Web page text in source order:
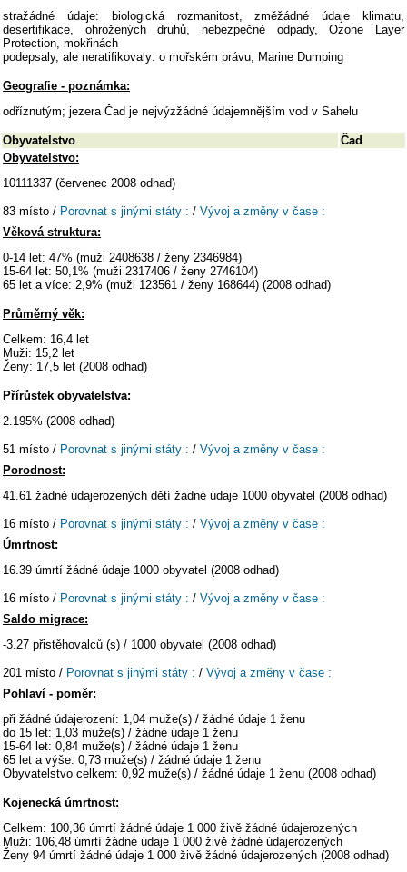
stražádné údaje: biologická rozmanitost, změžádné údaje klimatu,
desertifikace, ohrožených druhů, nebezpečné odpady, Ozone Layer
Protection, mokřinách
podepsaly, ale neratifikovaly: o mořském právu, Marine Dumping
Geografie - poznámka:
odříznutým; jezera Čad je nejvýzžádné údajemnějším vod v Sahelu
Obyvatelstvo
Čad
Obyvatelstvo:
10111337 (červenec 2008 odhad)
83 místo / Porovnat s jinými státy : / Vývoj a změny v čase :
Věková struktura:
0-14 let: 47% (muži 2408638 / ženy 2346984)
15-64 let: 50,1% (muži 2317406 / ženy 2746104)
65 let a více: 2,9% (muži 123561 / ženy 168644) (2008 odhad)
Průměrný věk:
Celkem: 16,4 let
Muži: 15,2 let
Ženy: 17,5 let (2008 odhad)
Přírůstek obyvatelstva:
2.195% (2008 odhad)
51 místo / Porovnat s jinými státy : / Vývoj a změny v čase :
Porodnost:
41.61 žádné údajerozených dětí žádné údaje 1000 obyvatel (2008 odhad)
16 místo / Porovnat s jinými státy : / Vývoj a změny v čase :
Úmrtnost:
16.39 úmrtí žádné údaje 1000 obyvatel (2008 odhad)
16 místo / Porovnat s jinými státy : / Vývoj a změny v čase :
Saldo migrace:
-3.27 přistěhovalců (s) / 1000 obyvatel (2008 odhad)
201 místo / Porovnat s jinými státy : / Vývoj a změny v čase :
Pohlaví - poměr:
při žádné údajerození: 1,04 muže(s) / žádné údaje 1 ženu
do 15 let: 1,03 muže(s) / žádné údaje 1 ženu
15-64 let: 0,84 muže(s) / žádné údaje 1 ženu
65 let a výše: 0,73 muže(s) / žádné údaje 1 ženu
Obyvatelstvo celkem: 0,92 muže(s) / žádné údaje 1 ženu (2008 odhad)
Kojenecká úmrtnost:
Celkem: 100,36 úmrtí žádné údaje 1 000 živě žádné údajerozených
Muži: 106,48 úmrtí žádné údaje 1 000 živě žádné údajerozených
Ženy 94 úmrtí žádné údaje 1 000 živě žádné údajerozených (2008 odhad)